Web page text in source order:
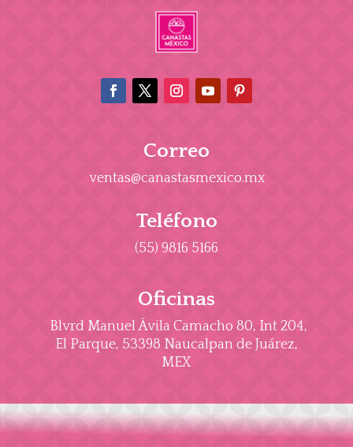
Correo
ventas@canastasmexico.mx
Teléfono
(55) 9816 5166
Oficinas
Blvrd Manuel Ávila Camacho 80, Int 204,
El Parque, 53398 Naucalpan de Juárez,
MEX